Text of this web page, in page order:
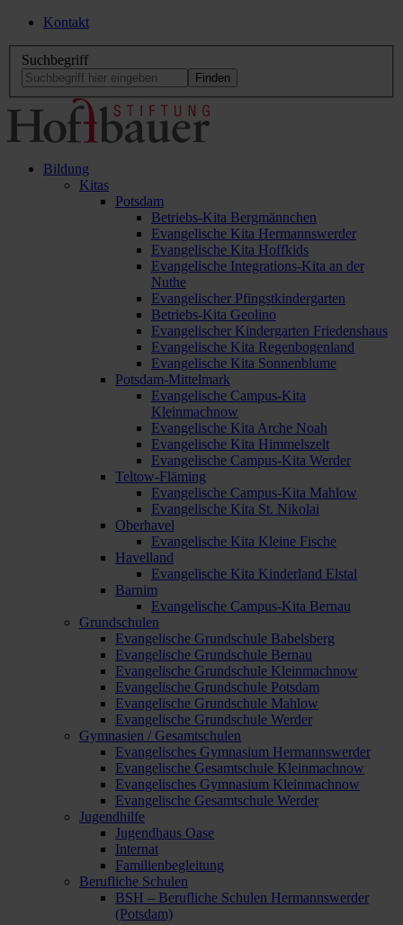
Kontakt
Suchbegriff
Bildung
Kitas
Potsdam
Betriebs-Kita Bergmännchen
Evangelische Kita Hermannswerder
Evangelische Kita Hoffkids
Evangelische Integrations-Kita an der
Nuthe
Evangelischer Pfingstkindergarten
Betriebs-Kita Geolino
Evangelischer Kindergarten Friedenshaus
Evangelische Kita Regenbogenland
Evangelische Kita Sonnenblume
Potsdam-Mittelmark
Evangelische Campus-Kita
Kleinmachnow
Evangelische Kita Arche Noah
Evangelische Kita Himmelszelt
Evangelische Campus-Kita Werder
Teltow-Fläming
Evangelische Campus-Kita Mahlow
Evangelische Kita St. Nikolai
Oberhavel
Evangelische Kita Kleine Fische
Havelland
Evangelische Kita Kinderland Elstal
Barnim
Evangelische Campus-Kita Bernau
Grundschulen
Evangelische Grundschule Babelsberg
Evangelische Grundschule Bernau
Evangelische Grundschule Kleinmachnow
Evangelische Grundschule Potsdam
Evangelische Grundschule Mahlow
Evangelische Grundschule Werder
Gymnasien / Gesamtschulen
Evangelisches Gymnasium Hermannswerder
Evangelische Gesamtschule Kleinmachnow
Evangelisches Gymnasium Kleinmachnow
Evangelische Gesamtschule Werder
Jugendhilfe
Jugendhaus Oase
Internat
Familienbegleitung
Berufliche Schulen
BSH – Berufliche Schulen Hermannswerder
(Potsdam)